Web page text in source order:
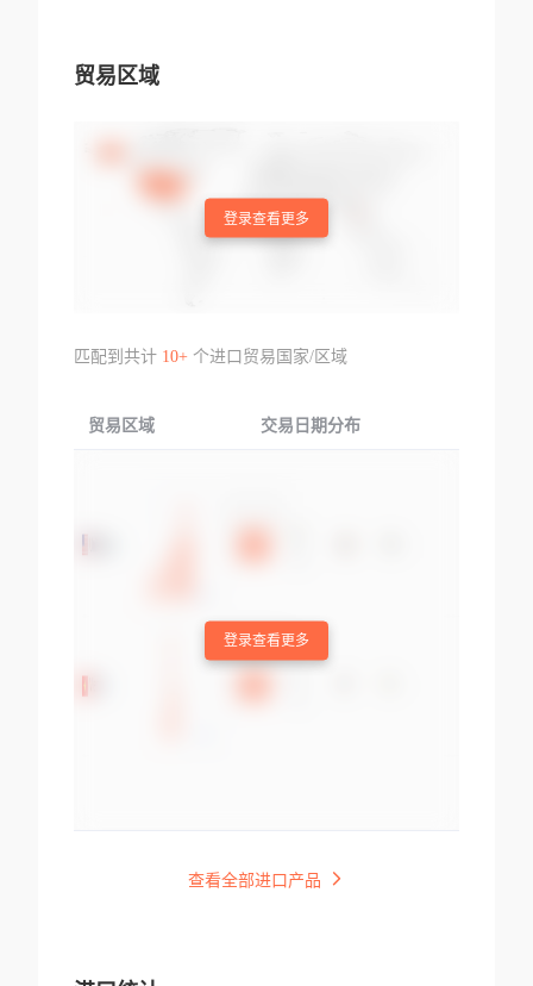
贸易区域
登录查看更多
匹配到共计 10+个进口贸易国家/区域
贸易区域 交易日期分布
登录查看更多
查看全部进口产品